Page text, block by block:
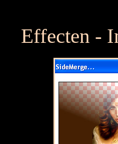
Effecten -